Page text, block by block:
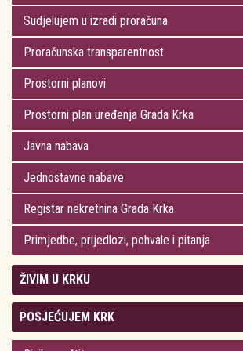
Sudjelujem u izradi proračuna
Proračunska transparentnost
Prostorni planovi
Prostorni plan uređenja Grada Krka
Javna nabava
Jednostavne nabave
Registar nekretnina Grada Krka
Primjedbe, prijedlozi, pohvale i pitanja
ŽIVIM U KRKU
Kolegij gradonačelnika
Gradsko vijeće
POSJEĆUJEM KRK